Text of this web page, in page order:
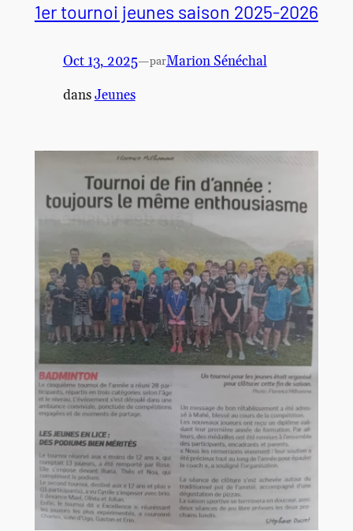
1er tournoi jeunes saison 2025-2026
Oct 13, 2025—parMarion Sénéchal
dansJeunes